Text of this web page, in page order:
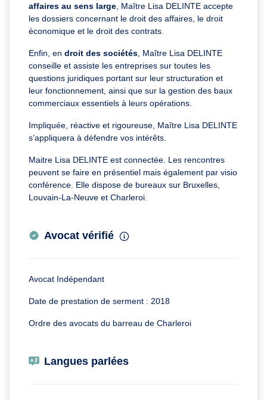
affaires au sens large , Maître Lisa DELINTE accepte
les dossiers concernant le droit des affaires, le droit
économique et le droit des contrats.
Enfin, en droit des sociétés , Maître Lisa DELINTE
conseille et assiste les entreprises sur toutes les
questions juridiques portant sur leur structuration et
leur fonctionnement, ainsi que sur la gestion des baux
commerciaux essentiels à leurs opérations.
Impliquée, réactive et rigoureuse, Maître Lisa DELINTE
s’appliquera à défendre vos intérêts.
Maitre Lisa DELINTE est connectée. Les rencontres
peuvent se faire en présentiel mais également par visio
conférence. Elle dispose de bureaux sur Bruxelles,
Louvain-La-Neuve et Charleroi.
Avocat vérifié
Avocat Indépendant
Date de prestation de serment : 2018
Ordre des avocats du barreau de Charleroi
Langues parlées